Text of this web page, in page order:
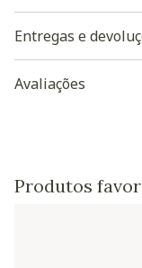
Baixe aqui a
Entregas e
Avaliações
Produtos